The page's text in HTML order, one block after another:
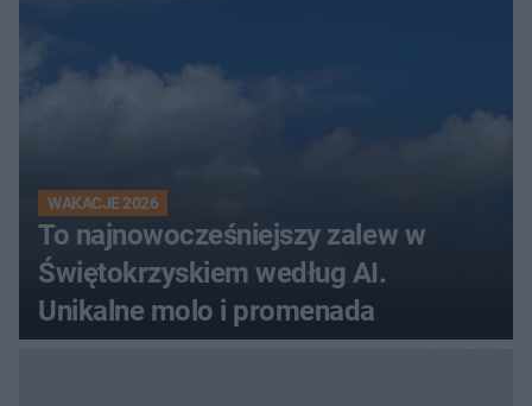
WAKACJE 2026
To najnowocześniejszy zalew w
Świętokrzyskiem według AI.
Unikalne molo i promenada